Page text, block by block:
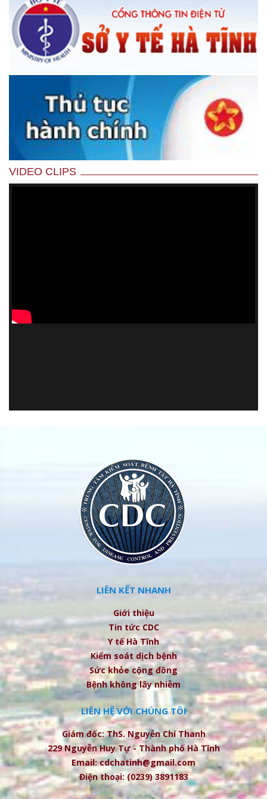
VIDEO CLIPS
LIÊN KẾT NHANH
Giới thiệu
Tin tức CDC
Y tế Hà Tĩnh
Kiểm soát dịch bệnh
Sức khỏe cộng đồng
Bệnh không lây nhiễm
LIÊN HỆ VỚI CHÚNG TÔI
Giám đốc: ThS. Nguyễn Chí Thanh
229 Nguyễn Huy Tự - Thành phố Hà Tĩnh
Email: cdchatinh@gmail.com
Điện thoại: (0239) 3891183